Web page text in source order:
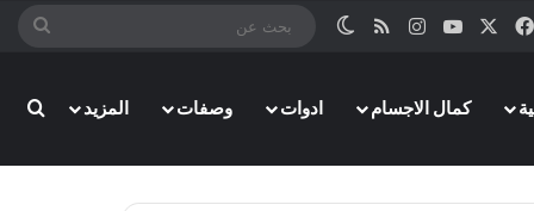
فيسبوك ‫YouTubeانستقرامملخص الموقع RSS
الوضع المظلم
بحث
كمال الاجسام ادوات وصفات المزيد